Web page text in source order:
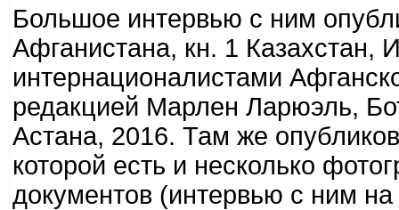
Большое интервью с ним
Афганистана, кн. 1 Казахстан,
интернационалистами
редакцией Марлен Ларюэль,
Астана, 2016. Там же
которой есть и несколько
документов (интервью с ним на